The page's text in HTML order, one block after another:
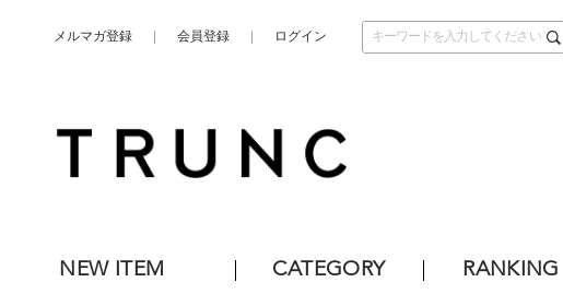
メルマガ登録 会員登録 ログイン
NEW ITEM CATEGORY RANKING